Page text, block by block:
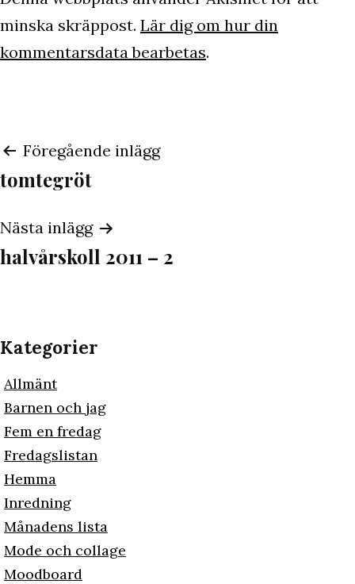
minska skräppost. Lär dig om hur din
kommentarsdata bearbetas.
Inläggsnavigering
Föregående inlägg
tomtegröt
Nästa inlägg
halvårskoll 2011 – 2
Kategorier
Allmänt
Barnen och jag
Fem en fredag
Fredagslistan
Hemma
Inredning
Månadens lista
Mode och collage
Moodboard